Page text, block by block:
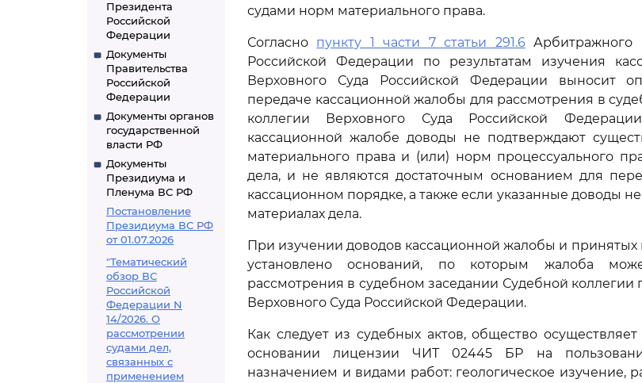
Президента
Российской
Федерации
Документы
Правительства
Российской
Федерации
Документы органов
государственной
власти РФ
Документы
Президиума и
Пленума ВС РФ
Постановление
Президиума ВС РФ
от 01.07.2026
"Тематический
обзор ВС
Российской
Федерации N
14/2026. О
рассмотрении
судами дел,
связанных с
применением
судами норм материального права.
Согласно пункту 1 части 7 статьи 291.6Арбитражного
Российской Федерации по результатам изучения
Верховного Суда Российской Федерации выносит
передаче кассационной жалобы для рассмотрения в
коллегии Верховного Суда Российской
кассационной жалобе доводы не подтверждают
материального права и (или) норм процессуального
дела, и не являются достаточным основанием для
кассационном порядке, а также если указанные доводы
материалах дела.
При изучении доводов кассационной жалобы и принятых
установлено оснований, по которым жалоба
рассмотрения в судебном заседании Судебной
Верховного Суда Российской Федерации.
Как следует из судебных актов, общество
основании лицензии ЧИТ 02445 БР на
назначением и видами работ: геологическое изучение,